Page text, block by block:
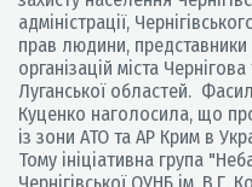
адміністрації,
прав людини, представники
організацій міста
Луганської областей.
Куценко наголосила, що
із зони АТО та АР Крим в
Тому ініціативна група